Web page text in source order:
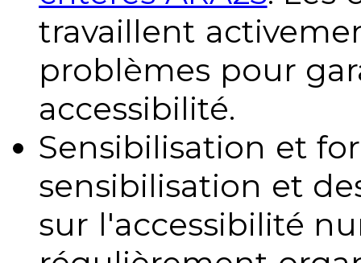
travaillent
problèmes pour
accessibilité.
Sensibilisation et
sensibilisation et
sur l'accessibilité